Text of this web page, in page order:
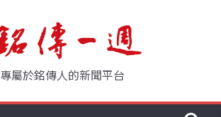
專屬於銘傳人的新聞平台